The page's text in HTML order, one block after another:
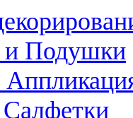
и Подушки